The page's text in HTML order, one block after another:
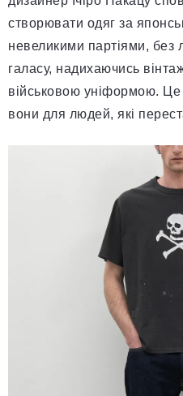
створювати одяг за
невеликими партіями, без
галасу, надихаючись
військовою уніформою.
вони для людей, які